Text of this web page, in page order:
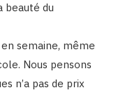
beauté du
semaine, même
Nous pensons
n’a pas de prix